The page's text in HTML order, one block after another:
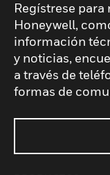
Regístrese
Honeywell,
información
y noticias,
a través de
formas de